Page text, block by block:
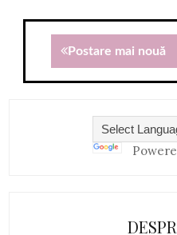
Postare mai nouă